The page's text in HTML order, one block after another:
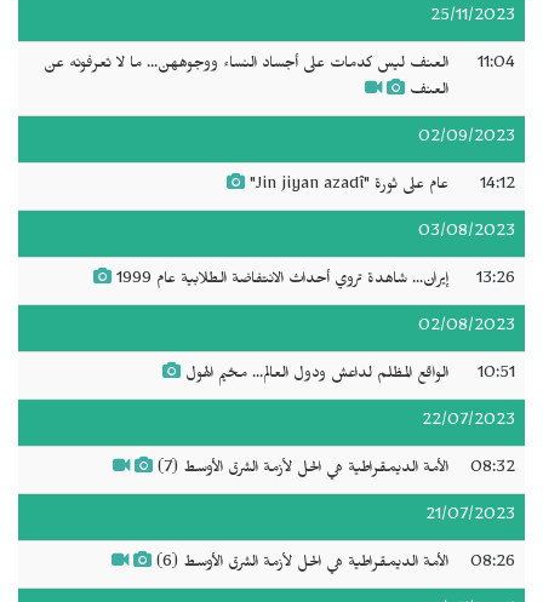
25/11/2023
11:04
العنف ليس كدمات على أجساد النساء ووجوههن... ما لا تعرفونه عن
العنف
02/09/2023
14:12 عام على ثورة "Jin jiyan azadî"
03/08/2023
13:26 إيران... شاهدة تروي أحداث الانتفاضة الطلابية عام 1999
02/08/2023
10:51 الواقع المظلم لداعش ودول العالم... مخيم الهول
22/07/2023
08:32 الأمة الديمقراطية هي الحل لأزمة الشرق الأوسط (7)
21/07/2023
08:26 الأمة الديمقراطية هي الحل لأزمة الشرق الأوسط (6)